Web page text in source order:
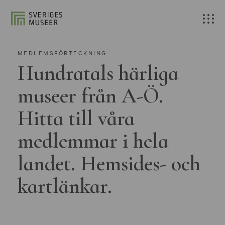
MEDLEMSFÖRTECKNING
Hundratals härliga
museer från A-Ö.
Hitta till våra
medlemmar i hela
landet. Hemsides- och
kartlänkar.